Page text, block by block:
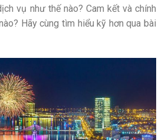
vụ như thế nào? Cam kết và chính
Hãy cùng tìm hiểu kỹ hơn qua bài